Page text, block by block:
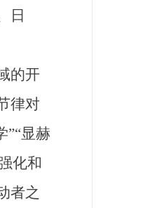
日
的开
律对
”“显赫
化和
者之